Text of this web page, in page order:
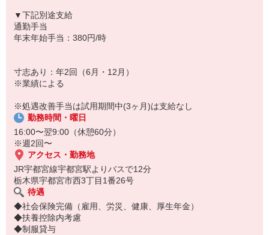
◆スキルアップも叶う
幅広いサービスを展開する当社ならではの強みとして、在宅系から
入居系まで様々な経験を積むことが可能。スキルの幅が広がり、介
ャリアアップを全力で応援します。
▼下記別途支給
通勤手当
年末年始手当：380円/時
寸志あり：年2回（6月・12月）
※業績による
※処遇改善手当は試用期間中(3ヶ月)は支給なし
勤務時間・曜日
16:00〜翌9:00（休憩60分）
※週2回〜
アクセス・勤務地
JR宇都宮線宇都宮駅よりバスで12分
栃木県宇都宮市西3丁目1番26号
待遇
◆社会保険完備（雇用、労災、健康、厚生年金）
◆扶養控除内考慮
◆制服貸与